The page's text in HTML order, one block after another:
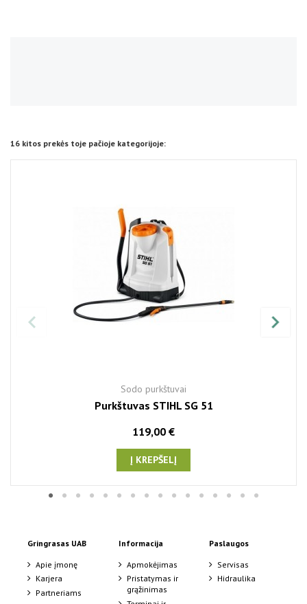
16 kitos prekės toje pačioje kategorijoje:
Sodo purkštuvai
Purkštuvas STIHL SG 51
119,00 €
Į KREPŠELĮ
Gringrasas UAB
Apie įmonę
Karjera
Partneriams
Informacija
Apmokėjimas
Pristatymas ir
grąžinimas
Paslaugos
Servisas
Hidraulika